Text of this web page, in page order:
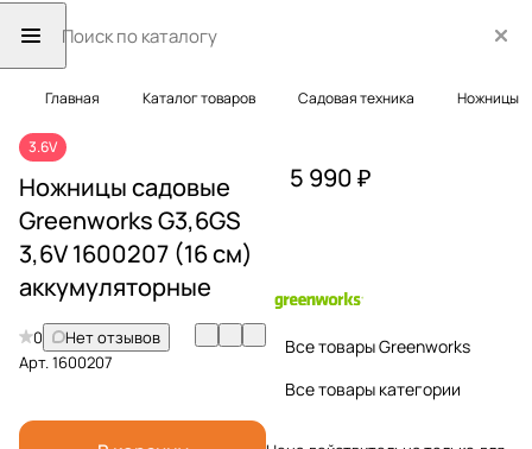
Главная Каталог товаров Садовая техника Ножницы
3.6V
Ножницы садовые
Greenworks G3,6GS
3,6V 1600207 (16 см)
аккумуляторные
0
Нет отзывов
Арт.1600207
5 990 ₽
Все товары Greenworks
Все товары категории